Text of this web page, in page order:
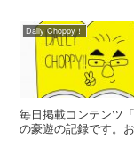
Daily Choppy！
毎日掲載コンテンツ
の豪遊の記録です。